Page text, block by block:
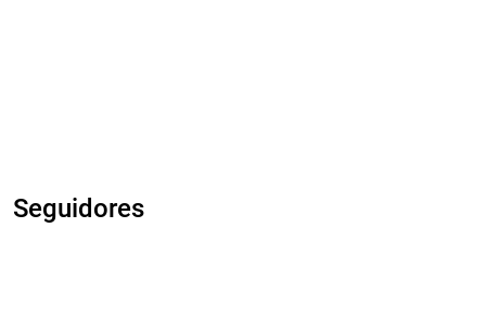
Seguidores